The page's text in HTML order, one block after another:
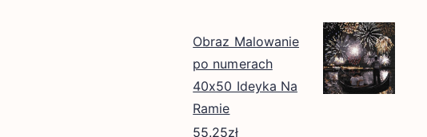
Obraz Malowanie
po numerach
40x50 Ideyka Na
Ramie
55.25zł